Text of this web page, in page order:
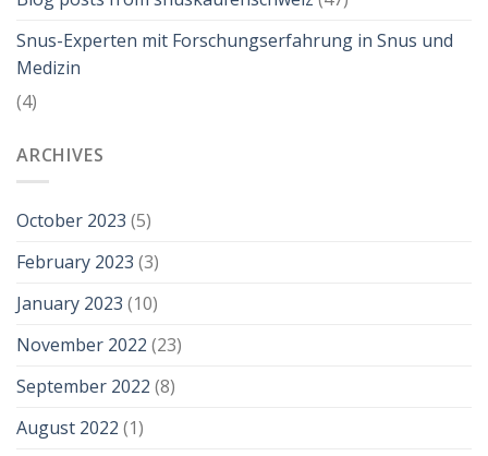
Snus-Experten mit Forschungserfahrung in Snus und
Medizin
(4)
ARCHIVES
October 2023 (5)
February 2023 (3)
January 2023 (10)
November 2022 (23)
September 2022 (8)
August 2022 (1)